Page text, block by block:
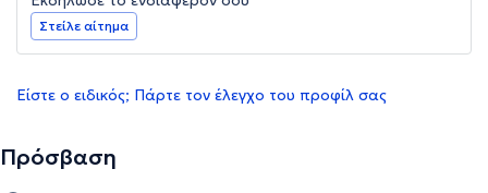
Στείλε αίτημα
Είστε ο ειδικός; Πάρτε τον έλεγχο του προφίλ σας
Πρόσβαση